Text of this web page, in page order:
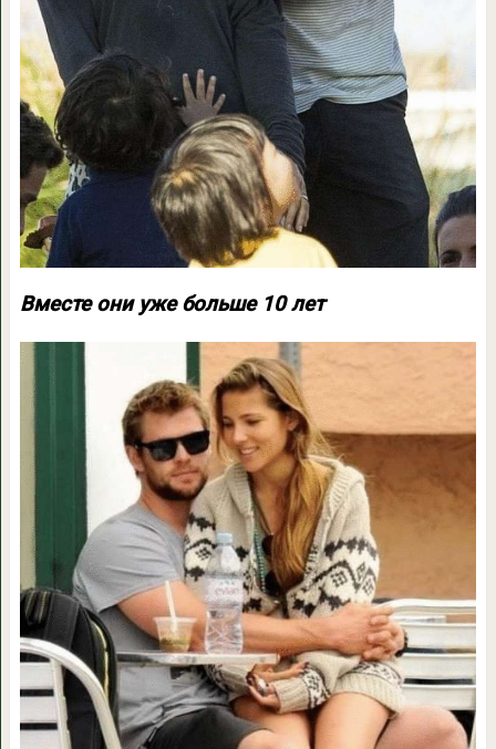
Вместе они уже больше 10 лет